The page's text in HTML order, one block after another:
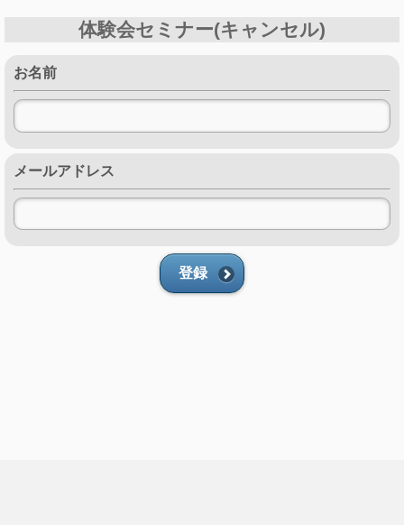
体験会セミナー(キャンセル)
お名前
メールアドレス
登録